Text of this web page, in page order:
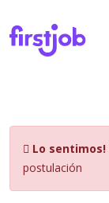
Lo sentimos!
postulación